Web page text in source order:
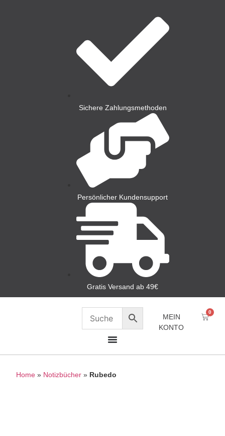
Sichere Zahlungsmethoden
Persönlicher Kundensupport
Gratis Versand ab 49€
MEIN
KONTO
0
Home » Notizbücher » Rubedo